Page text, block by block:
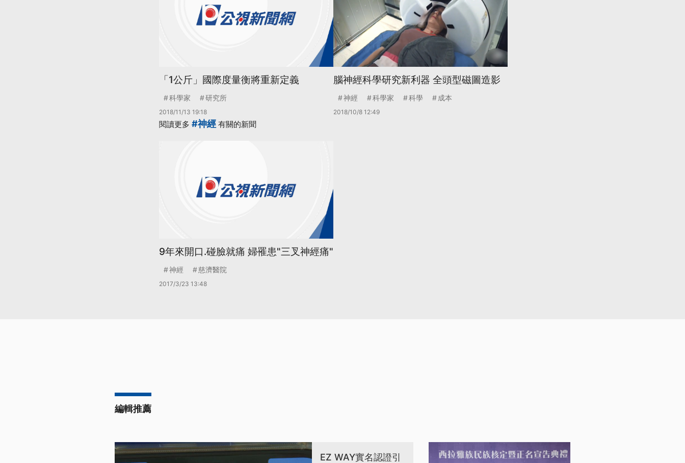
「1公斤」國際度量衡將重新定義
科學家 研究所
2018/11/13 19:18
腦神經科學研究新利器 全頭型磁圖造影
神經 科學家 科學 成本
2018/10/8 12:49
閱讀更多 #神經 有關的新聞
9年來開口.碰臉就痛 婦罹患"三叉神經痛"
神經 慈濟醫院
2017/3/23 13:48
編輯推薦
EZ WAY實名認證引